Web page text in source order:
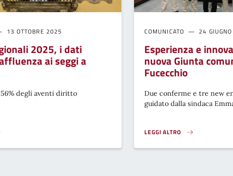
13 OTTOBRE 2025
2025, i dati
ai seggi a
degli aventi diritto
2025, I DATI RELATIVI ALL'AFFLUENZA AI SEGGI A FUCECCHIO}
COMUNICATO 24
Esperienza e
nuova Giunta
Fucecchio
Due conferme e tre new
guidato dalla sindaca
LEGGI ALTRO
ESPERIENZA E INNOVAZIONE,